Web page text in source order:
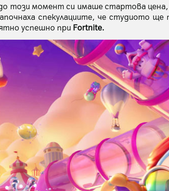
този момент си имаше стартова
спекулациите, че студиото ще
успешно при Fortnite.